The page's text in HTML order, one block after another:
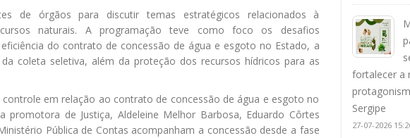
de órgãos para discutir temas estratégicos relacionados à
naturais. A programação teve como foco os desafios
do contrato de concessão de água e esgoto no Estado, a
coleta seletiva, além da proteção dos recursos hídricos para as
em relação ao contrato de concessão de água e esgoto no
promotora de Justiça, Aldeleine Melhor Barbosa, Eduardo Côrtes
Pública de Contas acompanham a concessão desde a fase
fortalecer a
Sergipe
27-07-2026